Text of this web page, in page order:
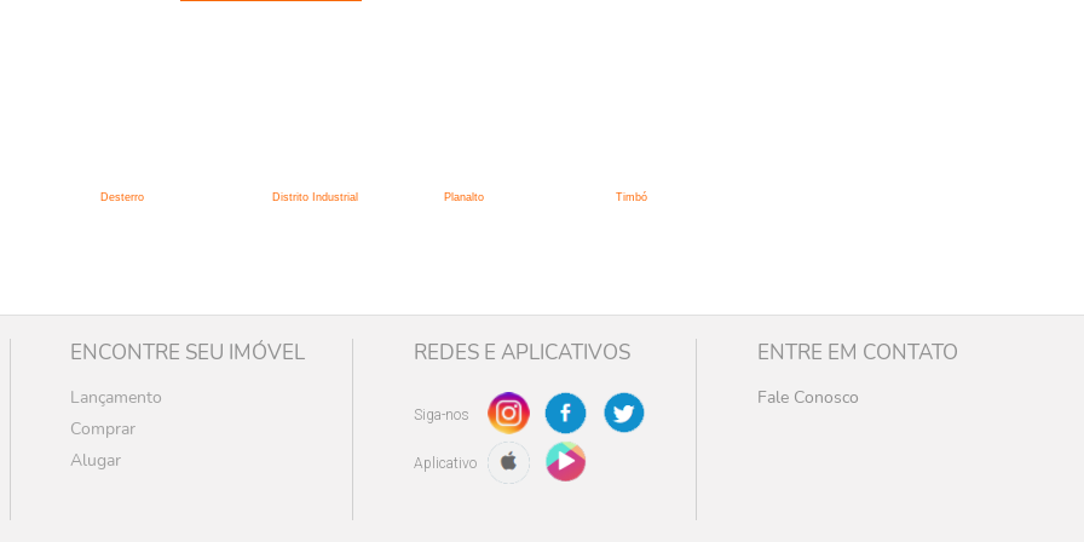
Desterro Distrito Industrial Planalto Timbó
ENCONTRE SEU IMÓVEL
Lançamento
Comprar
Alugar
REDES E APLICATIVOS
Siga-nos
Aplicativo
ENTRE EM CONTATO
Fale Conosco